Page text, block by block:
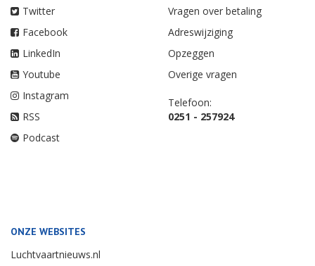
Twitter
Facebook
LinkedIn
Youtube
Instagram
RSS
Podcast
Vragen over betaling
Adreswijziging
Opzeggen
Overige vragen
Telefoon:
0251 - 257924
ONZE WEBSITES
Luchtvaartnieuws.nl